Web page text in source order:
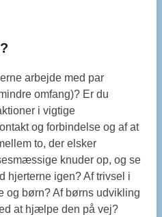
arbejde med par
omfang)? Er du
i vigtige
og forbindelse og af at
to, der elsker
knuder op, og se
hjerterne igen? Af trivsel i
og børn? Af børns udvikling
at hjælpe den på vej?